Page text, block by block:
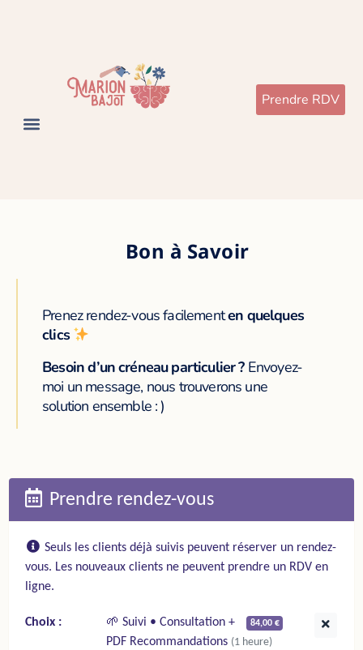
Prendre RDV
Bon à Savoir
Prenez rendez-vous facilementen quelques
clics
Besoin d’un créneau particulier ?Envoyez-
moi un message, nous trouverons une
solution ensemble : )